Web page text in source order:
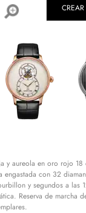
y aureola en oro rojo 18
con 32
y segundos a las
Reserva de marcha